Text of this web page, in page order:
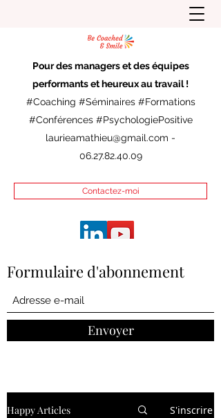
Pour des managers et des équipes
performants et heureux au travail !
#Coaching #Séminaires #Formations
#Conférences #PsychologiePositive
laurieamathieu@gmail.com -
06.27.82.40.09
Contactez-moi
Formulaire d'abonnement
Envoyer
Happy Articles S'inscrire